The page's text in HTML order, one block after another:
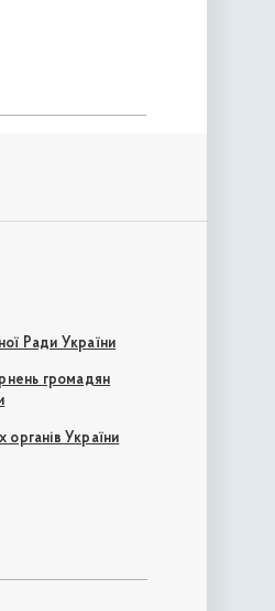
Ради України
громадян
органів України